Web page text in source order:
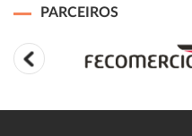
PARCEIROS